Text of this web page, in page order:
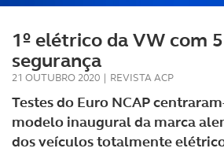
1º elétrico da VW com
segurança
21 OUTUBRO 2020 | REVISTA ACP
Testes do Euro NCAP
modelo inaugural da marca
dos veículos totalmente